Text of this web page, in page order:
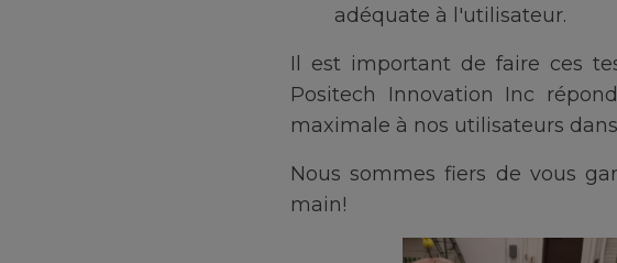
adéquate à l'utilisateur.
Il est important de faire ces
Positech Innovation Inc
maximale à nos utilisateurs
Nous sommes fiers de vous
main!